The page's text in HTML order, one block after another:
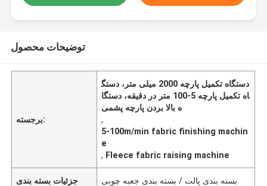
توضیحات محصول
برجسته:
دستگاه تکمیل پارچه 2000 میلی متر، دستگ
اه تکمیل پارچه 5-100 متر در دقیقه، دستگا
ه بالا بردن پارچه پشمی
,
5-100m/min fabric finishing machin
e
, Fleece fabric raising machine
جزئیات بسته بندی بسته بندی پالت / بسته بندی جعبه چوبی